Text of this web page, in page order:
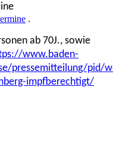
.
ab 70J., sowie
www.baden-
pressemitteilung/pid/
impfberechtigt/